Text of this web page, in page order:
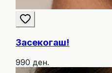
Засекогаш!
990 ден.